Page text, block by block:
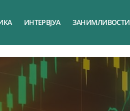
ИНТЕРВЈУА ЗАНИМЛИВОСТИ